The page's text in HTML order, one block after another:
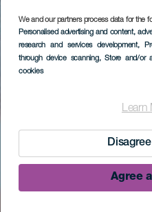
We and our partners process data for the
Personalised advertising and content,
research and services development,
through device scanning, Store and/or
cookies
Learn
Agree